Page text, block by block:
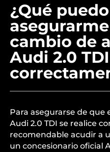
¿Qué
cambio de
Audi 2.0
Para asegurarse de que
Audi 2.0 TDI se realice
recomendable acudir a
un concesionario oficial